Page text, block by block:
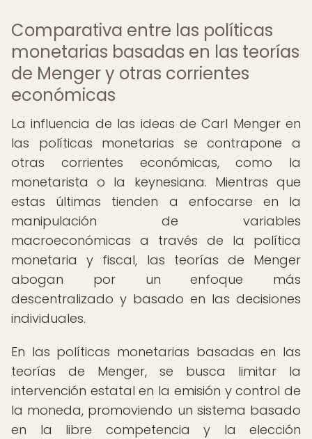
Comparativa entre las políticas
monetarias basadas en las teorías
de Menger y otras corrientes
económicas
La influencia de las ideas de Carl Menger en
las políticas monetarias se contrapone a
otras corrientes económicas, como la
monetarista o la keynesiana. Mientras que
estas últimas tienden a enfocarse en la
manipulación de variables
macroeconómicas a través de la política
monetaria y fiscal, las teorías de Menger
abogan por un enfoque más
descentralizado y basado en las decisiones
individuales.
En las políticas monetarias basadas en las
teorías de Menger, se busca limitar la
intervención estatal en la emisión y control de
la moneda, promoviendo un sistema basado
en la libre competencia y la elección